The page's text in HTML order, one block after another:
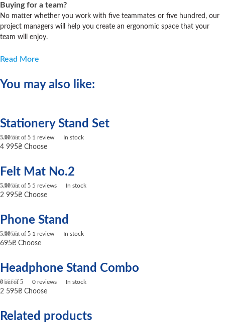
Buying for a team?
No matter whether you work with five teammates or five hundred, our
project managers will help you create an ergonomic space that your
team will enjoy.
Read More
You may also like:
Stationery Stand Set
5.00out of 5 1 review In stock
4 995₴ Choose
Felt Mat No.2
5.00out of 5 5 reviews In stock
2 995₴ Choose
Phone Stand
5.00out of 5 1 review In stock
695₴ Choose
Headphone Stand Combo
0out of 5 0 reviews In stock
2 595₴ Choose
Related products